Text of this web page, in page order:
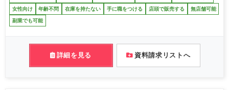
女性向け 年齢不問 在庫を持たない 手に職をつける 店頭で販売する 無店舗可能
副業でも可能
詳細を見る 資料請求リストへ